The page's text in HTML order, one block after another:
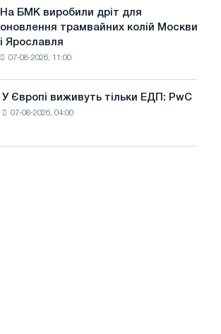
На БМК виробили дріт для
оновлення трамвайних колій Москви
і Ярославля
07-08-2026, 11:00
У Європі виживуть тільки ЕДП: PwC
07-08-2026, 04:00